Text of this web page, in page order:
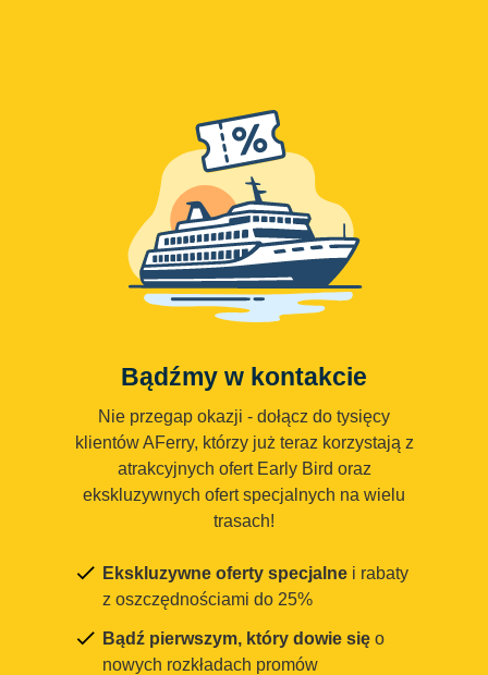
Bądźmy w kontakcie
Nie przegap okazji - dołącz do tysięcy
klientów AFerry, którzy już teraz korzystają z
atrakcyjnych ofert Early Bird oraz
ekskluzywnych ofert specjalnych na wielu
trasach!
Ekskluzywne oferty specjalne i rabaty
z oszczędnościami do 25%
Bądź pierwszym, który dowie się o
nowych rozkładach promów